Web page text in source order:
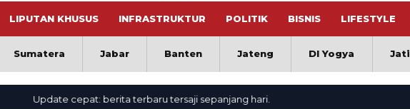
LIPUTAN KHUSUS INFRASTRUKTUR POLITIK BISNIS LIFESTYLE
Sumatera Jabar Banten Jateng DI Yogya
Update cepat: berita terbaru tersaji sepanjang hari.